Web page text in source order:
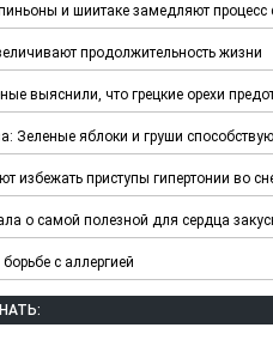
и шиитаке замедляют процесс
продолжительность жизни
выяснили, что грецкие орехи
Зеленые яблоки и груши
избежать приступы гипертонии во
о самой полезной для сердца
с аллергией
Капкан
(Отр.
«1овда»)
ЧЕЧНЯ. А.